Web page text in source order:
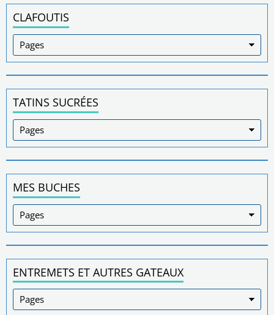
CLAFOUTIS
TATINS SUCRÉES
MES BUCHES
ENTREMETS ET AUTRES GATEAUX